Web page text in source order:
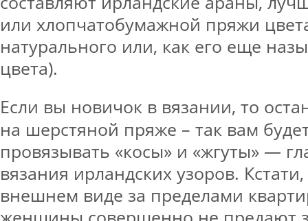
или хлопчатобумажной пряжи
натурального или, как его еще
цвета).
Если вы новичок в вязании, то
на шерстяной пряже – так вам
провязывать «косы» и «жгуты» —
вязания ирландских узоров.
внешнем виде за пределами